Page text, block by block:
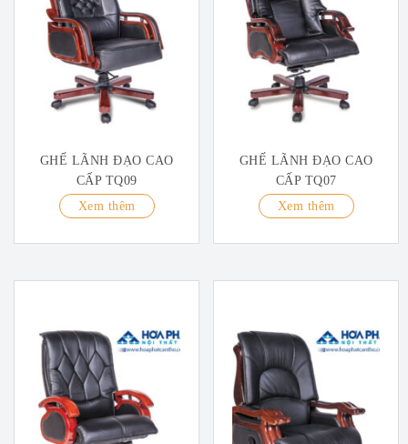
GHẾ LÃNH ĐẠO CAO
CẤP TQ09
Xem thêm
GHẾ LÃNH ĐẠO CAO
CẤP TQ07
Xem thêm